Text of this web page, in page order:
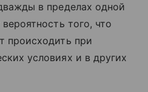
в пределах одной
того, что
происходить при
условиях и в других